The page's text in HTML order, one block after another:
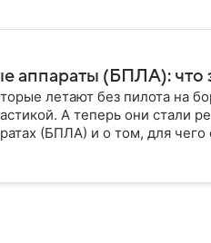
аппараты (БПЛА): что
летают без пилота на
А теперь они стали
(БПЛА) и о том, для